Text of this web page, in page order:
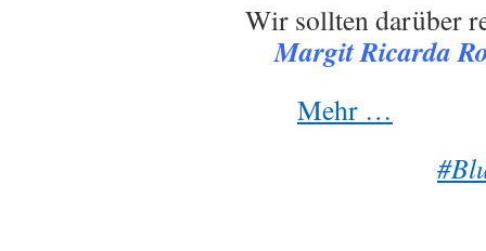
Wir sollten darüber
Margit Ricarda
Mehr …